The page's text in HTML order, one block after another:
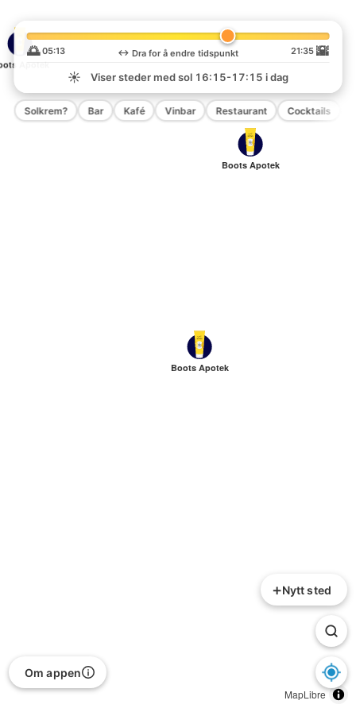
Boots Apotek
Boots Apotek
Apotek
MapLibre
+Nytt sted
🌅 05:13 ↔️ Dra for å endre tidspunkt 21:35 🌇
☀️
Viser steder med sol 16:15-17:15 i dag
Solkrem? Bar Kafé Vinbar Restaurant Cocktails
Om appen